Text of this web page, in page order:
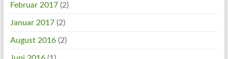
Februar 2017(2)
Januar 2017(2)
August 2016(2)